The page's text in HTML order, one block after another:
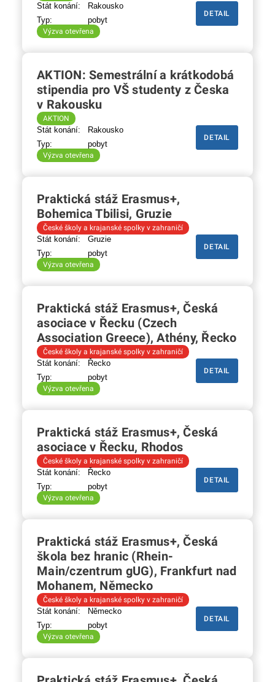
Stát konání:
Rakousko
Typ:
pobyt
Výzva otevřena
DETAIL
AKTION: Semestrální a krátkodobá
stipendia pro VŠ studenty z Česka
v Rakousku
AKTION
Stát konání:
Rakousko
Typ:
pobyt
Výzva otevřena
DETAIL
Praktická stáž Erasmus+,
Bohemica Tbilisi, Gruzie
České školy a krajanské spolky v zahraničí
Stát konání:
Gruzie
Typ:
pobyt
Výzva otevřena
DETAIL
Praktická stáž Erasmus+, Česká
asociace v Řecku (Czech
Association Greece), Athény, Řecko
České školy a krajanské spolky v zahraničí
Stát konání:
Řecko
Typ:
pobyt
Výzva otevřena
DETAIL
Praktická stáž Erasmus+, Česká
asociace v Řecku, Rhodos
České školy a krajanské spolky v zahraničí
Stát konání:
Řecko
Typ:
pobyt
Výzva otevřena
DETAIL
Praktická stáž Erasmus+, Česká
škola bez hranic (Rhein-
Main/czentrum gUG), Frankfurt nad
Mohanem, Německo
České školy a krajanské spolky v zahraničí
Stát konání:
Německo
Typ:
pobyt
Výzva otevřena
DETAIL